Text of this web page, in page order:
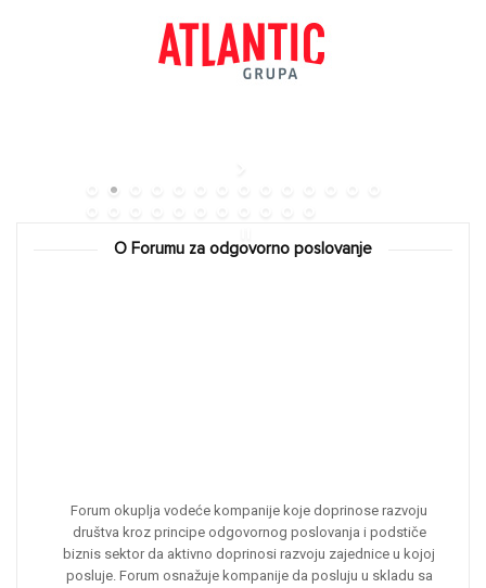
O Forumu za odgovorno poslovanje
Forum okuplja vodeće kompanije koje doprinose razvoju
društva kroz principe odgovornog poslovanja i podstiče
biznis sektor da aktivno doprinosi razvoju zajednice u kojoj
posluje. Forum osnažuje kompanije da posluju u skladu sa